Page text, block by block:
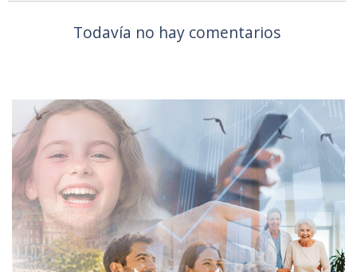
Todavía no hay comentarios